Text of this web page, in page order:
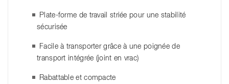
Plate-forme de travail striée pour une stabilité
sécurisée
Facile à transporter grâce à une poignée de
transport intégrée (joint en vrac)
Rabattable et compacte